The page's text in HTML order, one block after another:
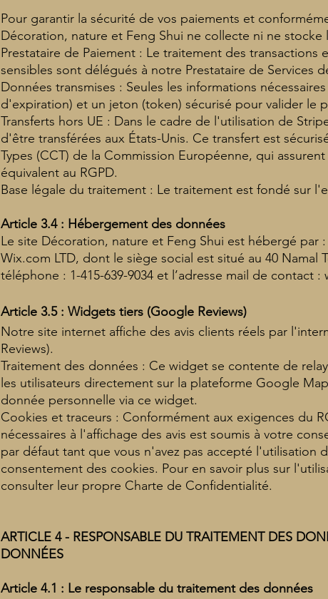
Pour garantir la sécurité de vos paiements et
Décoration, nature et Feng Shui ne collecte ni ne
Prestataire de Paiement : Le traitement des
sensibles sont délégués à notre Prestataire de Services
Données transmises : Seules les informations
d'expiration) et un jeton (token) sécurisé pour valider le
Transferts hors UE : Dans le cadre de l'utilisation de
d'être transférées aux États-Unis. Ce transfert est
Types (CCT) de la Commission Européenne, qui
équivalent au RGPD.
Base légale du traitement : Le traitement est fondé sur
Article 3.4 : Hébergement des données
Le site Décoration, nature et Feng Shui est hébergé par :
Wix.com LTD, dont le siège social est situé au 40 Namal
téléphone : 1-415-639-9034 et l’adresse mail de contact
Article 3.5 : Widgets tiers (Google Reviews)
Notre site internet affiche des avis clients réels par
Reviews).
Traitement des données : Ce widget se contente de
les utilisateurs directement sur la plateforme Google
donnée personnelle via ce widget.
Cookies et traceurs : Conformément aux exigences du
nécessaires à l'affichage des avis est soumis à votre
par défaut tant que vous n'avez pas accepté l'utilisation
consentement des cookies. Pour en savoir plus sur
consulter leur propre Charte de Confidentialité.
ARTICLE 4 - RESPONSABLE DU TRAITEMENT DES
DONNÉES
Article 4.1 : Le responsable du traitement des données